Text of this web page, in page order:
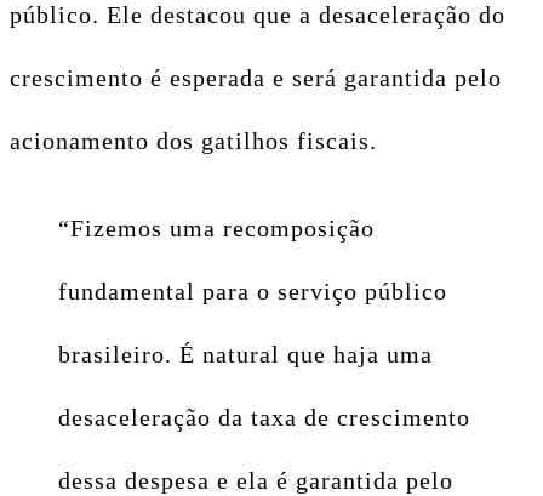
público. Ele destacou que a desaceleração do
crescimento é esperada e será garantida pelo
acionamento dos gatilhos fiscais.
“Fizemos uma recomposição
fundamental para o serviço público
brasileiro. É natural que haja uma
desaceleração da taxa de crescimento
dessa despesa e ela é garantida pelo